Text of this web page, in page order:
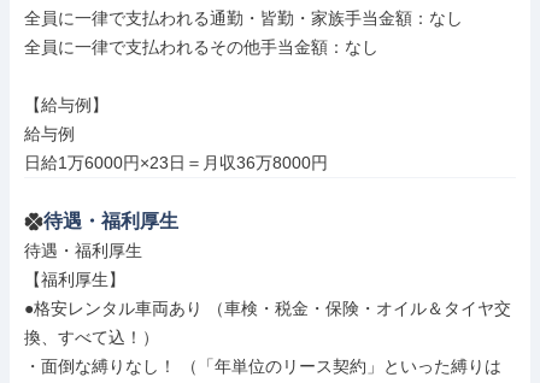
全員に一律で支払われる通勤・皆勤・家族手当金額：なし
全員に一律で支払われるその他手当金額：なし
【給与例】
給与例
日給1万6000円×23日＝月収36万8000円
待遇・福利厚生
待遇・福利厚生
【福利厚生】
●格安レンタル車両あり （車検・税金・保険・オイル＆タイヤ交
換、すべて込！）
・面倒な縛りなし！ （「年単位のリース契約」といった縛りは